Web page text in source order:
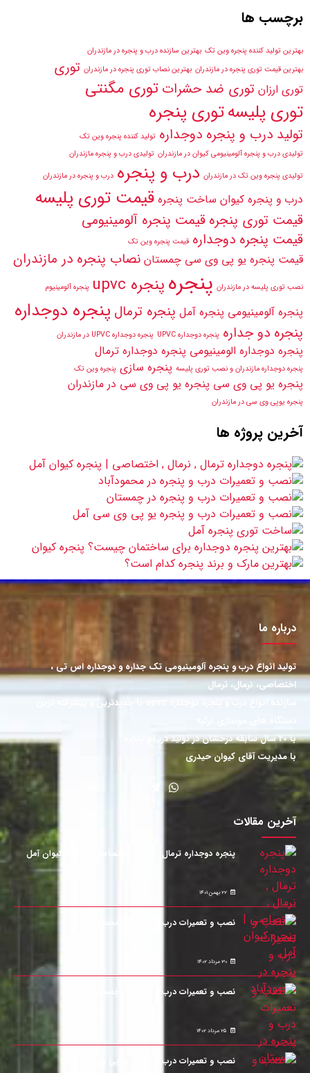
برچسب ها
بهترین تولید کننده پنجره وین تک بهترین سازنده درب و پنجره در مازندران
بهترین قیمت توری پنجره در مازندران بهترین نصاب توری پنجره در مازندران توری
توری ارزان توری ضد حشرات توری مگنتی
توری پلیسهتوری پنجره
تولید درب و پنجره دوجداره تولید کننده پنجره وین تک
تولیدی درب و پنجره آلومینیومی کیوان در مازندران تولیدی درب و پنجره مازندران
تولیدی پنجره وین تک در مازندران درب و پنجره درب و پنجره در مازندران
درب و پنجره کیوان ساخت پنجره قیمت توری پلیسه
قیمت توری پنجره قیمت پنجره آلومینیومی
قیمت پنجره دوجداره قیمت پنجره وین تک
قیمت پنجره یو پی وی سی چمستان نصاب پنجره در مازندران
نصب توری پلیسه در مازندران پنجره پنجره upvc پنجره آلومینیوم
پنجره آلومینیومی پنجره آمل پنجره ترمال پنجره دوجداره
پنجره دو جداره پنجره دوجداره UPVC پنجره دوجداره UPVC در مازندران
پنجره دوجداره الومینیومی پنجره دوجداره ترمال
پنجره دوجداره مازندران و نصب توری پلیسه پنجره سازی پنجره وین تک
پنجره یو پی وی سی پنجره یو پی وی سی در مازندران
پنجره یوپی وی سی در مازندران
آخرین پروژه ها
درباره ما
تولید انواع درب و پنجره آلومینیومی تک جداره و دوجداره اس تی ،
اختصاصی، نرمال، ترمال
سازنده انواع درب و پنجره دوجداره upvc با جدیدترین و پیشرفته ترین
با 20 سال سابقه درخشان در تولید درب و پنجره
با مدیریت آقای کیوان حیدری
آخرین مقالات
پنجره دوجداره ترمال , نرمال , اختصاصی | پنجره کیوان آمل
22 بهمن 1401
نصب و تعمیرات درب و پنجره در محمودآباد
30 مرداد 1402
نصب و تعمیرات درب و پنجره در چمستان
25 مرداد 1402
نصب و تعمیرات درب و پنجره یو پی وی سی آمل